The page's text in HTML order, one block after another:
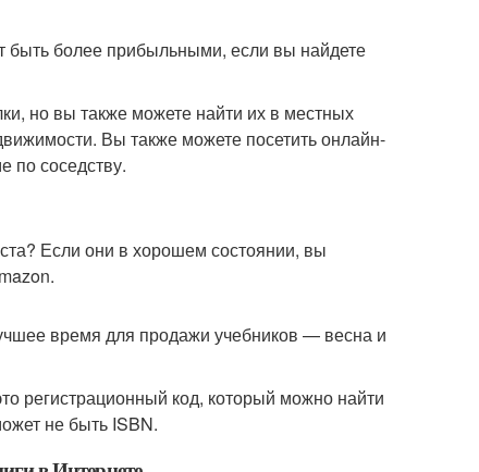
быть более прибыльными, если вы найдете
но вы также можете найти их в местных
Вы также можете посетить онлайн-
по соседству.
Если они в хорошем состоянии, вы
время для продажи учебников — весна и
регистрационный код, который можно найти
не быть ISBN.